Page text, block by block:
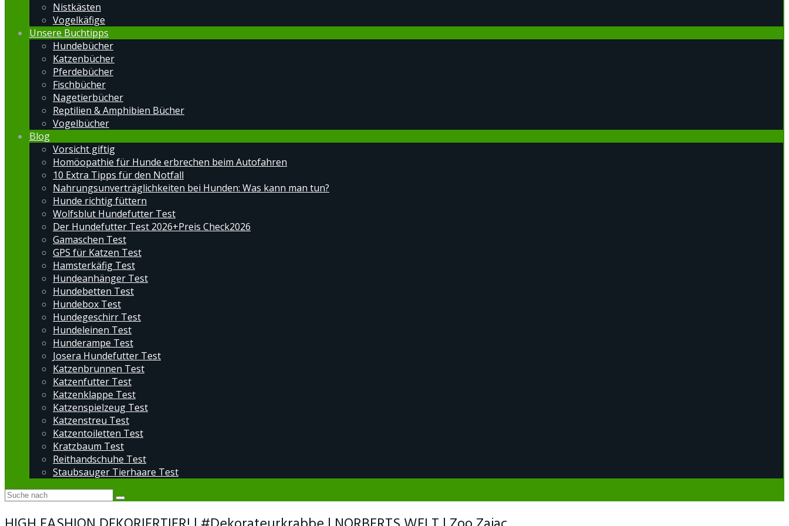
Nistkästen
Vogelkäfige
Unsere Buchtipps
Hundebücher
Katzenbücher
Pferdebücher
Fischbücher
Nagetierbücher
Reptilien & Amphibien Bücher
Vogelbücher
Blog
Vorsicht giftig
Homöopathie für Hunde erbrechen beim Autofahren
10 Extra Tipps für den Notfall
Nahrungsunverträglichkeiten bei Hunden: Was kann man tun?
Hunde richtig füttern
Wolfsblut Hundefutter Test
Der Hundefutter Test 2026+Preis Check2026
Gamaschen Test
GPS für Katzen Test
Hamsterkäfig Test
Hundeanhänger Test
Hundebetten Test
Hundebox Test
Hundegeschirr Test
Hundeleinen Test
Hunderampe Test
Josera Hundefutter Test
Katzenbrunnen Test
Katzenfutter Test
Katzenklappe Test
Katzenspielzeug Test
Katzenstreu Test
Katzentoiletten Test
Kratzbaum Test
Reithandschuhe Test
Staubsauger Tierhaare Test